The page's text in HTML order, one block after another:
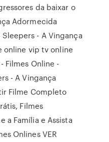
da baixar o
Adormecida
- A Vingança
online vip tv online
Filmes Online -
- A Vingança
Filme Completo
Filmes
a Família e Assista
Onlines VER